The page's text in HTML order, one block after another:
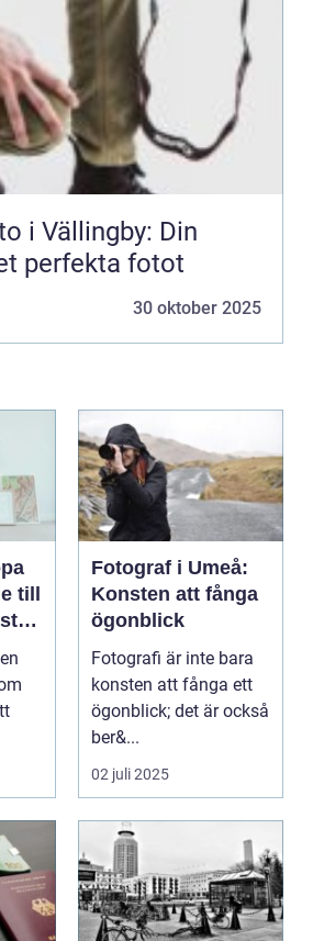
i Vällingby: Din
perfekta fotot
30 oktober 2025
till
Fotograf i Umeå:
Konsten att fånga
ögonblick
Fotografi är inte bara
konsten att fånga ett
ögonblick; det är också
ber&...
02 juli 2025